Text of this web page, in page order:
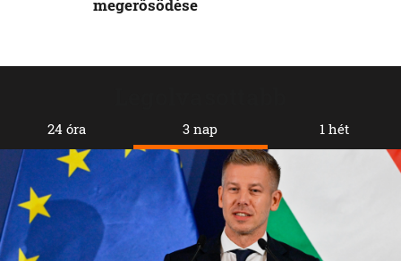
24 óra 3 nap 1 hét
megerősödése